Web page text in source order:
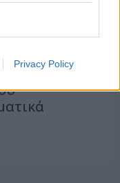
Privacy Policy